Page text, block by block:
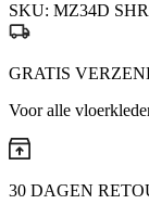
SKU: MZ34D
GRATIS
Voor alle
30 DAGEN